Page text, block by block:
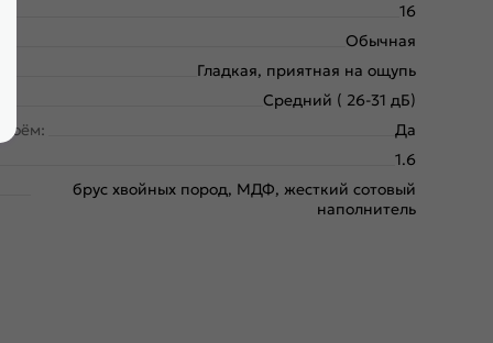
16
Обычная
Гладкая, приятная на ощупь
Средний ( 26-31 дБ)
Да
1.6
брус хвойных пород, МДФ, жесткий сотовый
наполнитель